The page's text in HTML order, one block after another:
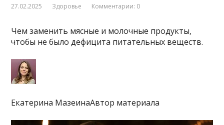
27.02.2025 Здоровье Комментарии: 0
Чем заменить мясные и молочные продукты,
чтобы не было дефицита питательных веществ.
Екатерина МазеинаАвтор материала